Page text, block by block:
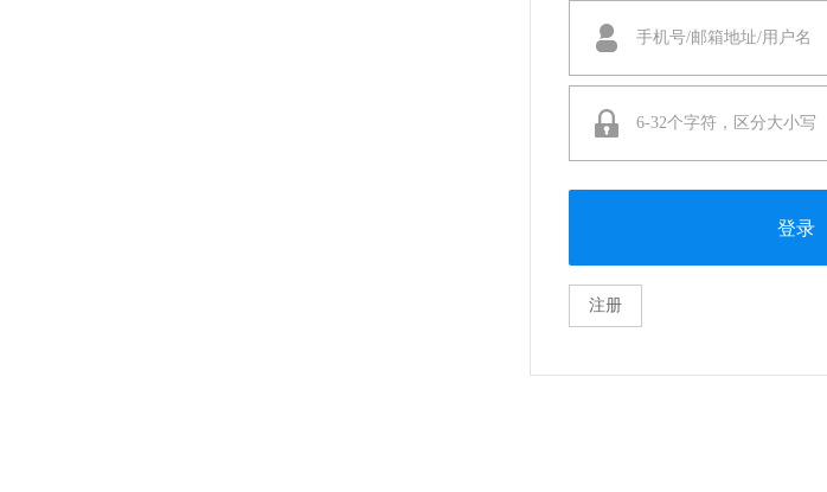
登录
注册